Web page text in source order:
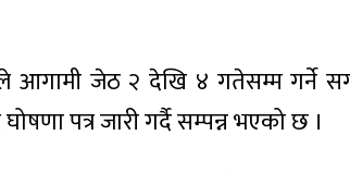
आगामी जेठ २ देखि ४ गतेसम्म गर्ने
पत्र जारी गर्दै सम्पन्न भएको छ ।